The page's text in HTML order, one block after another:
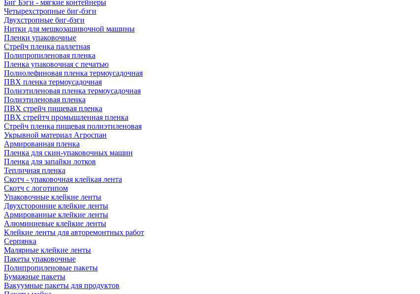
Биг Бэги - мягкие контейнеры
Четырехстропные биг-бэги
Двухстропные биг-бэги
Нитки для мешкозашивочной машины
Пленки упаковочные
Стрейч пленка паллетная
Полипропиленовая пленка
Пленка упаковочная с печатью
Полиолефиновая пленка термоусадочная
ПВХ пленка термоусадочная
Полиэтиленовая пленка термоусадочная
Полиэтиленовая пленка
ПВХ стрейч пищевая пленка
ПВХ стрейтч промышленная пленка
Стрейч пленка пищевая полиэтиленовая
Укрывной материал Агроспан
Армированная пленка
Пленка для скин-упаковочных машин
Пленка для запайки лотков
Тепличная пленка
Скотч - упаковочная клейкая лента
Скотч с логотипом
Упаковочные клейкие ленты
Двухсторонние клейкие ленты
Армированные клейкие ленты
Алюминиевые клейкие ленты
Клейкие ленты для авторемонтных работ
Серпянка
Малярные клейкие ленты
Пакеты упаковочные
Полипропиленовые пакеты
Бумажные пакеты
Вакуумные пакеты для продуктов